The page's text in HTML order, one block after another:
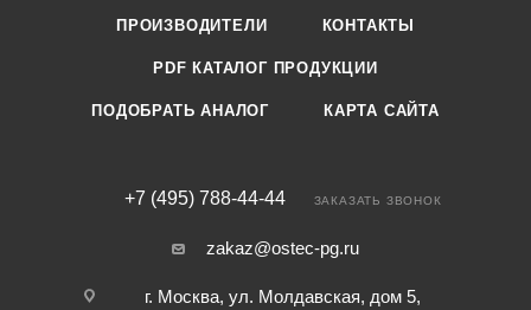
ПРОИЗВОДИТЕЛИ КОНТАКТЫ
PDF КАТАЛОГ ПРОДУКЦИИ
ПОДОБРАТЬ АНАЛОГ КАРТА САЙТА
+7 (495) 788-44-44 ЗАКАЗАТЬ ЗВОНОК
zakaz@ostec-pg.ru
г. Москва, ул. Молдавская, дом 5,